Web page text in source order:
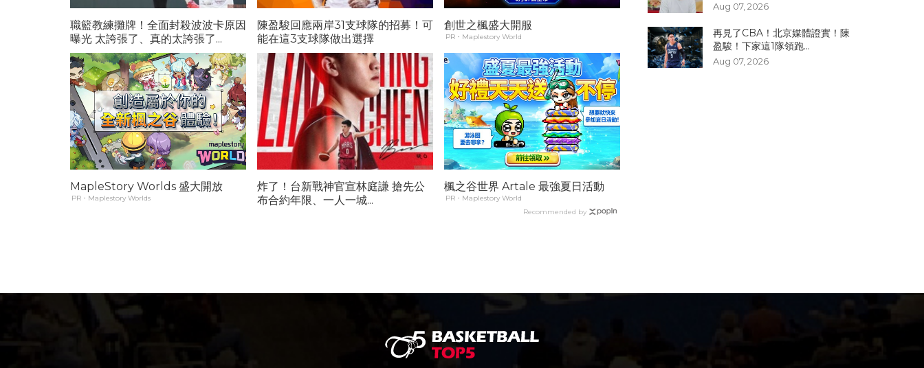
職籃教練攤牌！全面封殺波波卡原因
曝光 太誇張了、真的太誇張了...
陳盈駿回應兩岸31支球隊的招募！可
能在這3支球隊做出選擇
創世之楓盛大開服
PR・Maplestory World
MapleStory Worlds 盛大開放
PR・Maplestory Worlds
炸了！台新戰神官宣林庭謙 搶先公
布合約年限、一人一城...
楓之谷世界 Artale 最強夏日活動
PR・Maplestory World
Recommended by
Aug 07, 2026
再見了CBA！北京媒體證實！陳
盈駿！下家這1隊領跑...
Aug 07, 2026